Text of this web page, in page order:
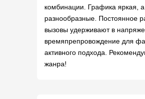
комбинации. Графика яркая,
разнообразные. Постоянное
вызовы удерживают в
времяпрепровождение для
активного подхода.
жанра!